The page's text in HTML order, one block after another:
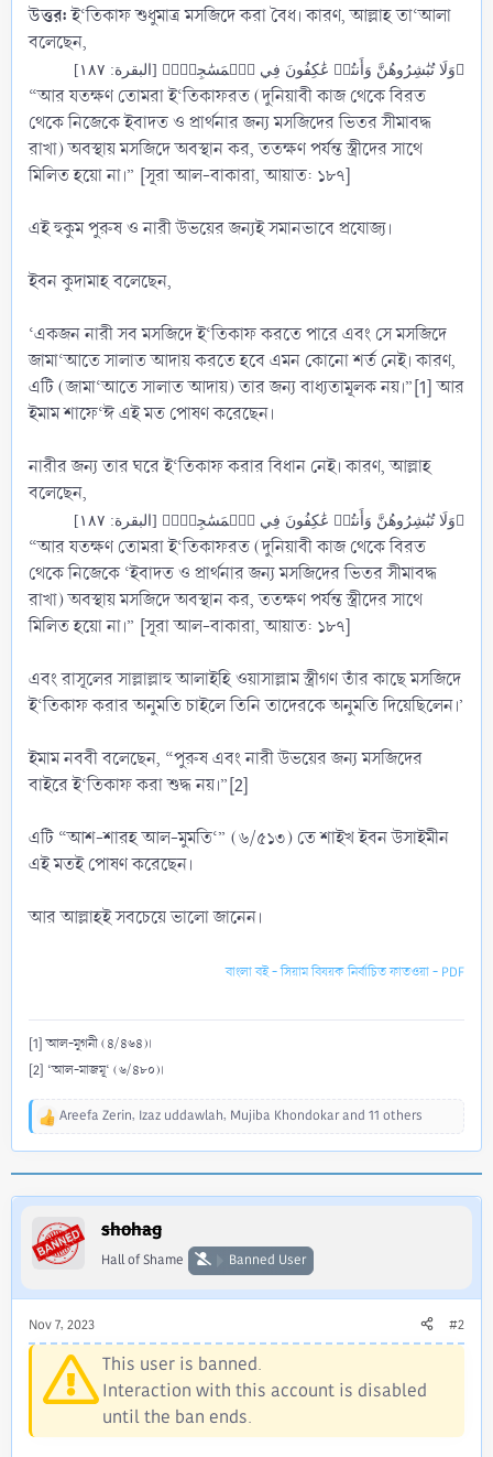
উত্তর:ই‘তিকাফ শুধুমাত্র মসজিদে করা বৈধ। কারণ, আল্লাহ তা‘আলা
বলেছেন,
﴿وَلَا تُبَٰشِرُوهُنَّ وَأَنتُمۡ عَٰكِفُونَ فِي ٱلۡمَسَٰجِدِۗ﴾ [البقرة: ١٨٧]
“আর যতক্ষণ তোমরা ই‘তিকাফরত (দুনিয়াবী কাজ থেকে বিরত
থেকে নিজেকে ইবাদত ও প্রার্থনার জন্য মসজিদের ভিতর সীমাবদ্ধ
রাখা) অবস্থায় মসজিদে অবস্থান কর, ততক্ষণ পর্যন্ত স্ত্রীদের সাথে
মিলিত হয়ো না।” [সূরা আল-বাকারা, আয়াত: ১৮৭]
এই হুকুম পুরুষ ও নারী উভয়ের জন্যই সমানভাবে প্রযোজ্য।
ইবন কুদামাহ বলেছেন,
‘একজন নারী সব মসজিদে ই‘তিকাফ করতে পারে এবং সে মসজিদে
জামা‘আতে সালাত আদায় করতে হবে এমন কোনো শর্ত নেই। কারণ,
এটি (জামা‘আতে সালাত আদায়) তার জন্য বাধ্যতামূলক নয়।”[1] আর
ইমাম শাফে‘ঈ এই মত পোষণ করেছেন।
নারীর জন্য তার ঘরে ই‘তিকাফ করার বিধান নেই। কারণ, আল্লাহ
বলেছেন,
﴿وَلَا تُبَٰشِرُوهُنَّ وَأَنتُمۡ عَٰكِفُونَ فِي ٱلۡمَسَٰجِدِۗ﴾ [البقرة: ١٨٧]
“আর যতক্ষণ তোমরা ই‘তিকাফরত (দুনিয়াবী কাজ থেকে বিরত
থেকে নিজেকে ‘ইবাদত ও প্রার্থনার জন্য মসজিদের ভিতর সীমাবদ্ধ
রাখা) অবস্থায় মসজিদে অবস্থান কর, ততক্ষণ পর্যন্ত স্ত্রীদের সাথে
মিলিত হয়ো না।” [সূরা আল-বাকারা, আয়াত: ১৮৭]
এবং রাসূলের সাল্লাল্লাহু আলাইহি ওয়াসাল্লাম স্ত্রীগণ তাঁর কাছে মসজিদে
ই‘তিকাফ করার অনুমতি চাইলে তিনি তাদেরকে অনুমতি দিয়েছিলেন।’
ইমাম নববী বলেছেন, “পুরুষ এবং নারী উভয়ের জন্য মসজিদের
বাইরে ই‘তিকাফ করা শুদ্ধ নয়।”[2]
এটি “আশ-শারহ আল-মুমতি‘” (৬/৫১৩) তে শাইখ ইবন উসাইমীন
এই মতই পোষণ করেছেন।
আর আল্লাহই সবচেয়ে ভালো জানেন।
বাংলা বই - সিয়াম বিষয়ক নির্বাচিত ফাতওয়া - PDF
[1] আল-মুগনী (৪/৪৬৪)।
[2] ‘আল-মাজমূ‘ (৬/৪৮০)।
R
t
o
n
:
Areefa Zerin, Izaz uddawlah, Mujiba Khondokarand 11 others
shohag
Hall of Shame Banned User
Nov 7, 2023 #2
This user is banned.
Interaction with this account is disabled
until the ban ends.